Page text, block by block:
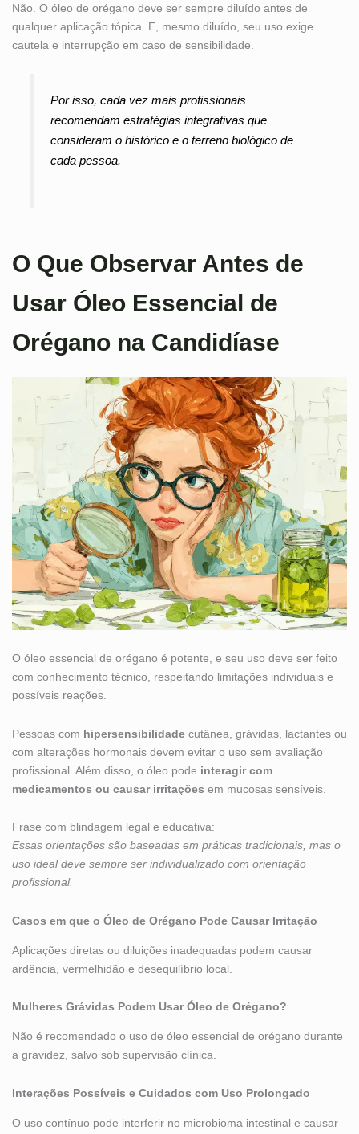
Não. O óleo de orégano deve ser sempre diluído antes de
qualquer aplicação tópica. E, mesmo diluído, seu uso exige
cautela e interrupção em caso de sensibilidade.
Por isso, cada vez mais profissionais
recomendam estratégias integrativas que
consideram o histórico e o terreno biológico de
cada pessoa.
O Que Observar Antes de
Usar Óleo Essencial de
Orégano na Candidíase
O óleo essencial de orégano é potente, e seu uso deve ser feito
com conhecimento técnico, respeitando limitações individuais e
possíveis reações.
Pessoas com hipersensibilidade cutânea, grávidas, lactantes ou
com alterações hormonais devem evitar o uso sem avaliação
profissional. Além disso, o óleo pode interagir com
medicamentos ou causar irritações em mucosas sensíveis.
Frase com blindagem legal e educativa:
Essas orientações são baseadas em práticas tradicionais, mas o
uso ideal deve sempre ser individualizado com orientação
profissional.
Casos em que o Óleo de Orégano Pode Causar Irritação
Aplicações diretas ou diluições inadequadas podem causar
ardência, vermelhidão e desequilíbrio local.
Mulheres Grávidas Podem Usar Óleo de Orégano?
Não é recomendado o uso de óleo essencial de orégano durante
a gravidez, salvo sob supervisão clínica.
Interações Possíveis e Cuidados com Uso Prolongado
O uso contínuo pode interferir no microbioma intestinal e causar